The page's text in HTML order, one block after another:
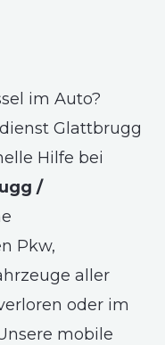
im Auto?
Glattbrugg
Hilfe bei
/
Pkw,
aller
oder im
mobile